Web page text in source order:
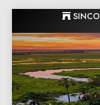
to
content
SINCO